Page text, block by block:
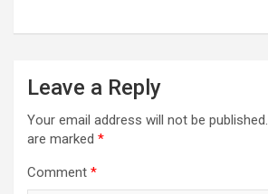
Leave a Reply
Your email address will not be published.
are marked *
Comment *